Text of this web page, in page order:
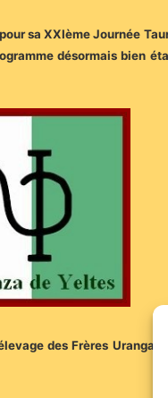
sa XXIème Journée
désormais bien
des Frères Uranga.